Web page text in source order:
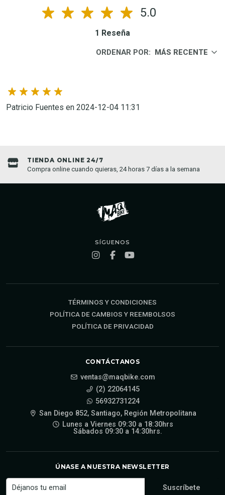
5.0
1 Reseña
ORDENAR POR: MÁS RECENTE
Patricio Fuentes en 2024-12-04 11:31
TIENDA ONLINE 24/7
Compra online cuando quieras, 24 horas 7 días a la semana
SÍGUENOS
TÉRMINOS Y CONDICIONES
POLÍTICA DE CAMBIOS Y REEMBOLSOS
POLÍTICA DE PRIVACIDAD
CONTÁCTANOS
ventas@maqbike.com
(2) 22064145
56932731224
San Diego 852, Santiago, Región Metropolitana
Lunes a Viernes 09:30 a 18:30hrs
Sábados 09:30 a 14:30hrs.
ÚNASE A NUESTRA NEWSLETTER